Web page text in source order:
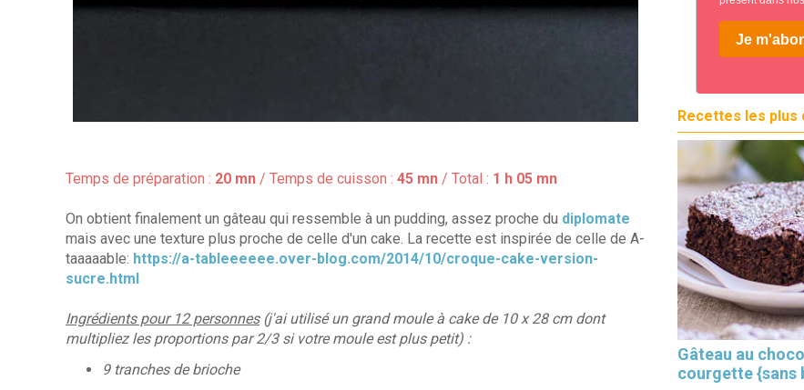
Temps de préparation : 20 mn / Temps de cuisson : 45 mn / Total : 1 h 05 mn
On obtient finalement un gâteau qui ressemble à un pudding, assez proche du diplomate
mais avec une texture plus proche de celle d'un cake. La recette est inspirée de celle de A-
taaaaable: https://a-tableeeeee.over-blog.com/2014/10/croque-cake-version-
sucre.html
Ingrédients pour 12personnes(j'ai utilisé un grand moule à cake de 10 x 28 cm dont
multipliez les proportions par 2/3 si votre moule est plus petit) :
9 tranches de brioche
Recettes les plus
Gâteau au
courgette {sans